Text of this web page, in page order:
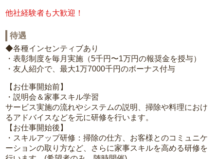
他社経験者も大歓迎！
待遇
◆各種インセンティブあり
・表彰制度を毎月実施（5千円〜1万円の報奨金を授与）
・友人紹介で、最大1万7000千円のボーナス付与
【お仕事開始前】
・説明会＆家事スキル学習
サービス実施の流れやシステムの説明、掃除や料理におけ
るアドバイスなどを元に研修を行います。
【お仕事開始後】
・スキルアップ研修：掃除の仕方、お客様とのコミュニケ
ーションの取り方など、さらに家事スキルを高める研修を